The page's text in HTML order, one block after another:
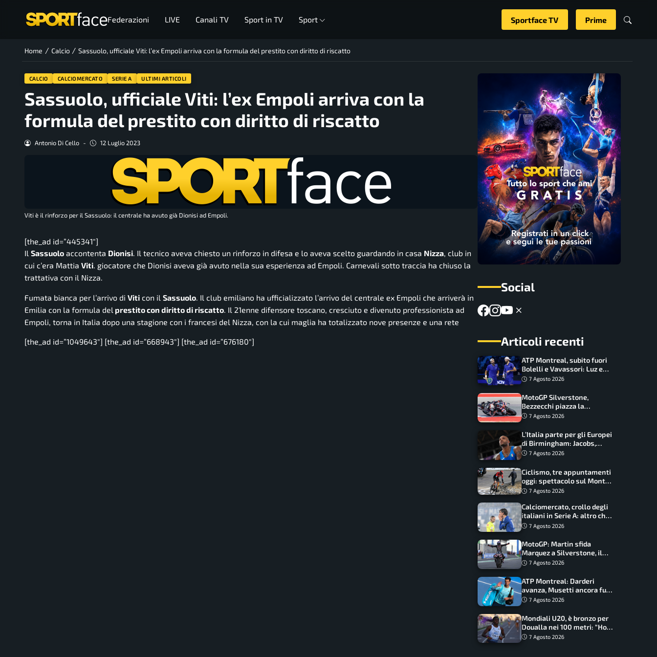
Federazioni LIVE Canali TV Sport in TV Sport Sportface TV Prime
Home / Calcio / Sassuolo, ufficiale Viti: l’ex Empoli arriva con la formula del prestito con diritto di riscatto
CALCIO CALCIOMERCATO SERIE A ULTIMI ARTICOLI
Sassuolo, ufficiale Viti: l’ex Empoli arriva con la
formula del prestito con diritto di riscatto
Antonio Di Cello - 12 Luglio 2023
Viti è il rinforzo per il Sassuolo: il centrale ha avuto già Dionisi ad Empoli.
[the_ad id=”445341″]
Il Sassuolo accontenta Dionisi. Il tecnico aveva chiesto un rinforzo in difesa e lo aveva scelto guardando in casa Nizza, club in
cui c’era Mattia Viti. giocatore che Dionisi aveva già avuto nella sua esperienza ad Empoli. Carnevali sotto traccia ha chiuso la
trattativa con il Nizza.
Fumata bianca per l’arrivo di Viti con il Sassuolo. Il club emiliano ha ufficializzato l’arrivo del centrale ex Empoli che arriverà in
Emilia con la formula del prestito con diritto di riscatto. Il 21enne difensore toscano, cresciuto e divenuto professionista ad
Empoli, torna in Italia dopo una stagione con i francesi del Nizza, con la cui maglia ha totalizzato nove presenze e una rete
[the_ad id=”1049643″] [the_ad id=”668943″] [the_ad id=”676180″]
Social
Articoli recenti
ATP Montreal, subito fuori
Bolelli e Vavassori: Luz e
Matos fermano gli azzurri
7 Agosto 2026
MotoGP Silverstone,
Bezzecchi piazza la
zampata: Aprilia domina,
7 Agosto 2026
L’Italia parte per gli Europei
di Birmingham: Jacobs,
Tamberi e Battocletti
record
7 Agosto 2026
Ciclismo, tre appuntamenti
oggi: spettacolo sul Mont
Ventoux, orari e come
7 Agosto 2026
Calciomercato, crollo degli
italiani in Serie A: altro che
svolta dopo il Mondiale
7 Agosto 2026
MotoGP: Martin sfida
Marquez a Silverstone, il
programma e gli orari
7 Agosto 2026
ATP Montreal: Darderi
avanza, Musetti ancora fuori
con Jodar
7 Agosto 2026
Mondiali U20, è bronzo per
Doualla nei 100 metri: “Ho
scacciato l’ansia”
7 Agosto 2026